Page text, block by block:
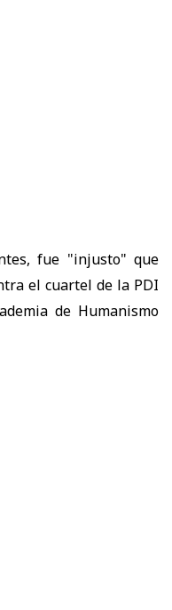
fue "injusto" que
el cuartel de la PDI
de Humanismo